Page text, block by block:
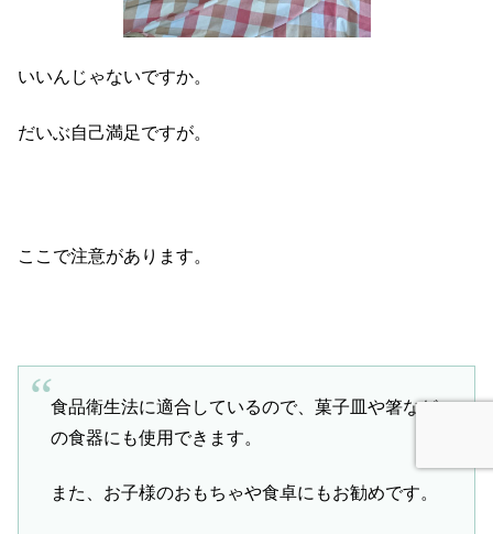
いいんじゃないですか。
だいぶ自己満足ですが。
ここで注意があります。
食品衛生法に適合しているので、菓子皿や箸など
の食器にも使用できます。
また、お子様のおもちゃや食卓にもお勧めです。